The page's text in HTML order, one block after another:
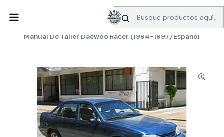
SERVICIO DE BÚSQUEDA DE INFORMACIÓN AUTOMOTRIZ
Manuales de taller Daewoo
Manual De Taller Daewoo Racer (1994-1997) Español